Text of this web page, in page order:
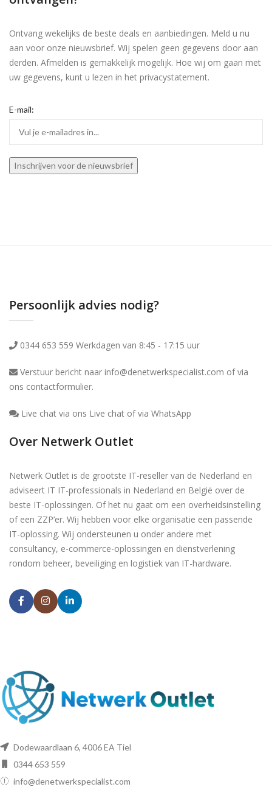
Ontvang wekelijks de beste deals en aanbiedingen. Meld u nu
aan voor onze nieuwsbrief. Wij spelen geen gegevens door aan
derden. Afmelden is gemakkelijk mogelijk. Hoe wij om gaan met
uw gegevens, kunt u lezen in het privacystatement.
E-mail:
Persoonlijk advies nodig?
0344 653 559 Werkdagen van 8:45 - 17:15 uur
Verstuur bericht naar info@denetwerkspecialist.com of via
ons contactformulier.
Live chat via ons Live chat of via WhatsApp
Over Netwerk Outlet
Netwerk Outlet is de grootste IT-reseller van de Nederland en
adviseert IT IT-professionals in Nederland en België over de
beste IT-oplossingen. Of het nu gaat om een overheidsinstelling
of een ZZP’er. Wij hebben voor elke organisatie een passende
IT-oplossing. Wij ondersteunen u onder andere met
consultancy, e-commerce-oplossingen en dienstverlening
rondom beheer, beveiliging en logistiek van IT-hardware.
Dodewaardlaan 6, 4006 EA Tiel
0344 653 559
info@denetwerkspecialist.com